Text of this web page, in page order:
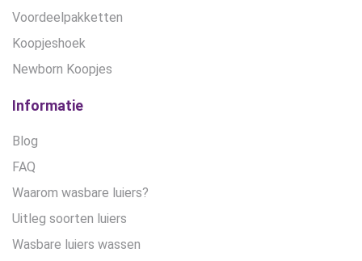
Voordeelpakketten
Koopjeshoek
Newborn Koopjes
Informatie
Blog
FAQ
Waarom wasbare luiers?
Uitleg soorten luiers
Wasbare luiers wassen